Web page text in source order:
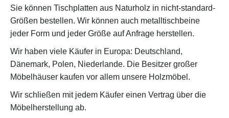
Sie können Tischplatten aus Naturholz in nicht-standard-
Größen bestellen. Wir können auch metalltischbeine
jeder Form und jeder Größe auf Anfrage herstellen.
Wir haben viele Käufer in Europa: Deutschland,
Dänemark, Polen, Niederlande. Die Besitzer großer
Möbelhäuser kaufen vor allem unsere Holzmöbel.
Wir schließen mit jedem Käufer einen Vertrag über die
Möbelherstellung ab.